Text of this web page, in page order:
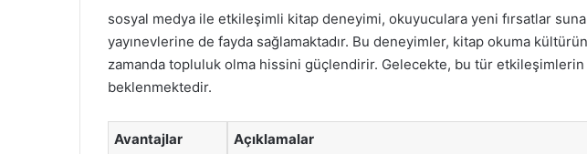
sosyal medya ile etkileşimli kitap deneyimi, okuyuculara yeni fırsatlar
yayınevlerine de fayda sağlamaktadır. Bu deneyimler, kitap okuma
zamanda topluluk olma hissini güçlendirir. Gelecekte, bu tür etkileşimlerin
beklenmektedir.
Avantajlar Açıklamalar